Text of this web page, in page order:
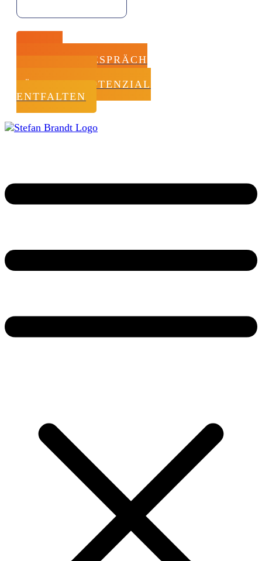
STRATEGIEGESPRÄCH
FÜHRUNGSPOTENZIAL
ENTFALTEN